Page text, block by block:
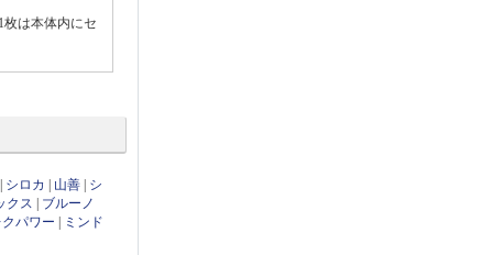
は本体内にセ
シロカ 山善
シ
クス
ブルーノ
パワー
ミンド